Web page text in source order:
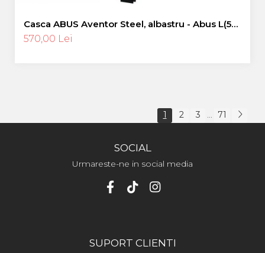
Casca ABUS Aventor Steel, albastru - Abus L(57-
61 cm)
570,00 Lei
1 2 3 71
SOCIAL
Urmareste-ne in social media
SUPORT CLIENTI